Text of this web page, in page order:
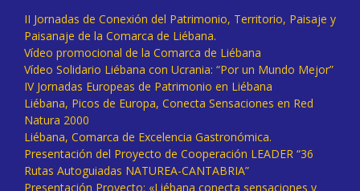
II Jornadas de Conexión del Patrimonio, Territorio, Paisaje y
Paisanaje de la Comarca de Liébana.
Vídeo promocional de la Comarca de Liébana
Vídeo Solidario Liébana con Ucrania: “Por un Mundo Mejor”
IV Jornadas Europeas de Patrimonio en Liébana
Liébana, Picos de Europa, Conecta Sensaciones en Red
Natura 2000
Liébana, Comarca de Excelencia Gastronómica.
Presentación del Proyecto de Cooperación LEADER “36
Rutas Autoguiadas NATUREA-CANTABRIA”
Presentación Proyecto: «Liébana conecta sensaciones y